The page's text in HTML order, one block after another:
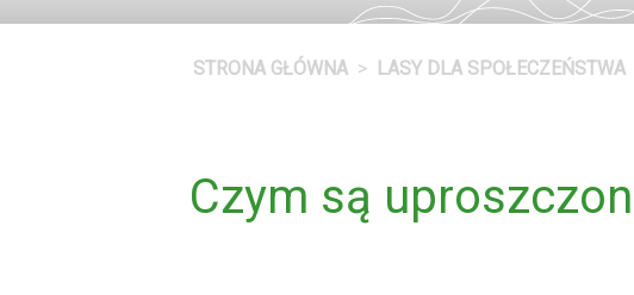
STRONA GŁÓWNA LASY DLA SPOŁECZEŃSTWA
Czym są